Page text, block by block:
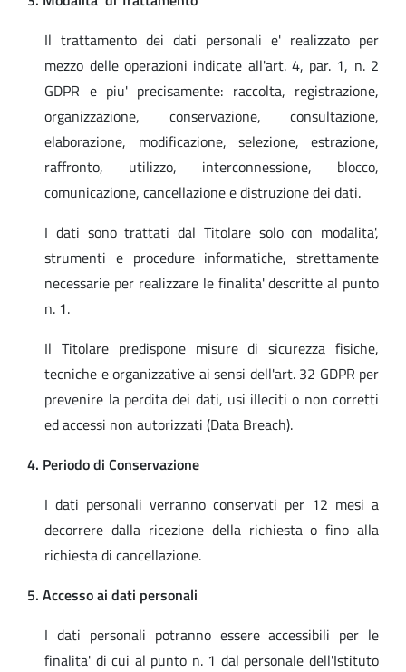
Il trattamento dei dati personali e' realizzato per
mezzo delle operazioni indicate all'art. 4, par. 1, n. 2
GDPR e piu' precisamente: raccolta, registrazione,
organizzazione, conservazione, consultazione,
elaborazione, modificazione, selezione, estrazione,
raffronto, utilizzo, interconnessione, blocco,
comunicazione, cancellazione e distruzione dei dati.
I dati sono trattati dal Titolare solo con modalita',
strumenti e procedure informatiche, strettamente
necessarie per realizzare le finalita' descritte al punto
n. 1.
Il Titolare predispone misure di sicurezza fisiche,
tecniche e organizzative ai sensi dell'art. 32 GDPR per
prevenire la perdita dei dati, usi illeciti o non corretti
ed accessi non autorizzati (Data Breach).
4. Periodo di Conservazione
I dati personali verranno conservati per 12 mesi a
decorrere dalla ricezione della richiesta o fino alla
richiesta di cancellazione.
5. Accesso ai dati personali
I dati personali potranno essere accessibili per le
finalita' di cui al punto n. 1 dal personale dell'Istituto